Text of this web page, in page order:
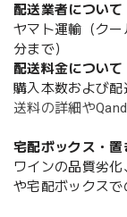
配送業者について
ヤマト運輸（ク
分まで）
配送料金について
購入本数および配
送料の詳細や
宅配ボックス・置
ワインの品質劣
や宅配ボックスで